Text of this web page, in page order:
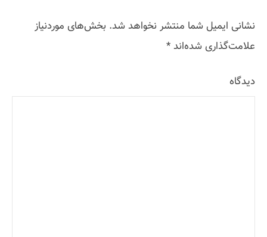
نشانی ایمیل شما منتشر نخواهد شد. بخش‌های موردنیاز
علامت‌گذاری شده‌اند *
دیدگاه